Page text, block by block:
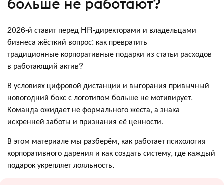
2026-й ставит перед HR-директорами и владельцами
бизнеса жёсткий вопрос: как превратить
традиционные корпоративные подарки из статьи расходов
в работающий актив?
В условиях цифровой дистанции и выгорания привычный
новогодний бокс с логотипом больше не мотивирует.
Команда ожидает не формального жеста, а знака
искренней заботы и признания её ценности.
В этом материале мы разберём, как работает психология
корпоративного дарения и как создать систему, где каждый
подарок укрепляет лояльность.